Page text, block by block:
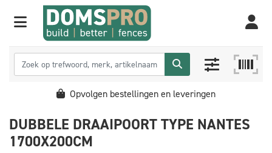
Opvolgen bestellingen en leveringen
DUBBELE DRAAIPOORT TYPE NANTES
1700X200CM